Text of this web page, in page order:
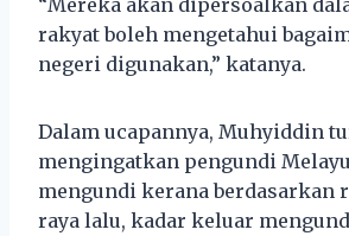
rakyat boleh mengetahui
negeri digunakan,” katanya.
Dalam ucapannya, Muhyiddin
mengingatkan pengundi
mengundi kerana berdasarkan
raya lalu, kadar keluar